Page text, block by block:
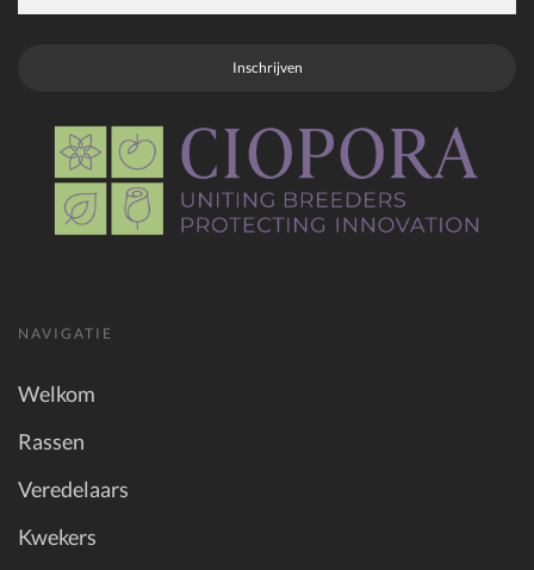
Inschrijven
NAVIGATIE
Welkom
Rassen
Veredelaars
Kwekers